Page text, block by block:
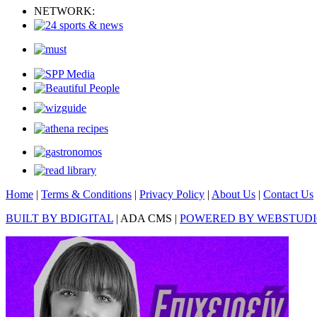
NETWORK:
Home | Terms & Conditions | Privacy Policy | About Us | Contact Us
BUILT BY BDIGITAL | ADA CMS | POWERED BY